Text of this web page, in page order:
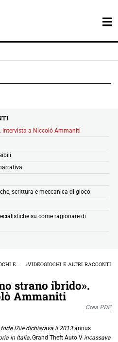
Intervista a Niccolò Ammaniti
scrittura e meccanica di gioco
su come ragionare di
E …
VIDEOGIOCHI E ALTRI RACCONTI
strano ibrido».
Ammaniti
Crea PDF
l’Aie dichiarava il 2013annus
in Italia, Grand Theft Auto V incassava